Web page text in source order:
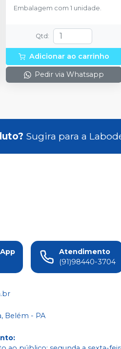
Embalagem com 1 unidade.
Qtd :
Adicionar ao carrinho
Pedir via Whatsapp
Sugira para a
Atendimento
(91)98440-3704
Belém - PA
: